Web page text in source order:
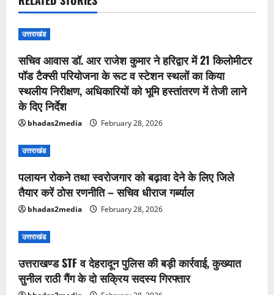
उत्तराखंड
सचिव आवास डॉ. आर राजेश कुमार ने हरिद्वार में 21 किलोमीटर
पॉड टैक्सी परियोजना के रूट व स्टेशन स्थलों का किया
स्थलीय निरीक्षण, अधिकारियों को भूमि हस्तांतरण में तेजी लाने
के दिए निर्देश
bhadas2media February 28, 2026
उत्तराखंड
पलायन रोकने तथा स्वरोजगार को बढ़ावा देने के लिए जिले
तैयार करें ठोस रणनीति – सचिव धीराज गर्ब्याल
bhadas2media February 28, 2026
उत्तराखंड
उत्तराखण्ड STF व देहरादून पुलिस की बड़ी कार्रवाई, कुख्यात
सुनील राठी गैंग के दो सक्रिय सदस्य गिरफ्तार